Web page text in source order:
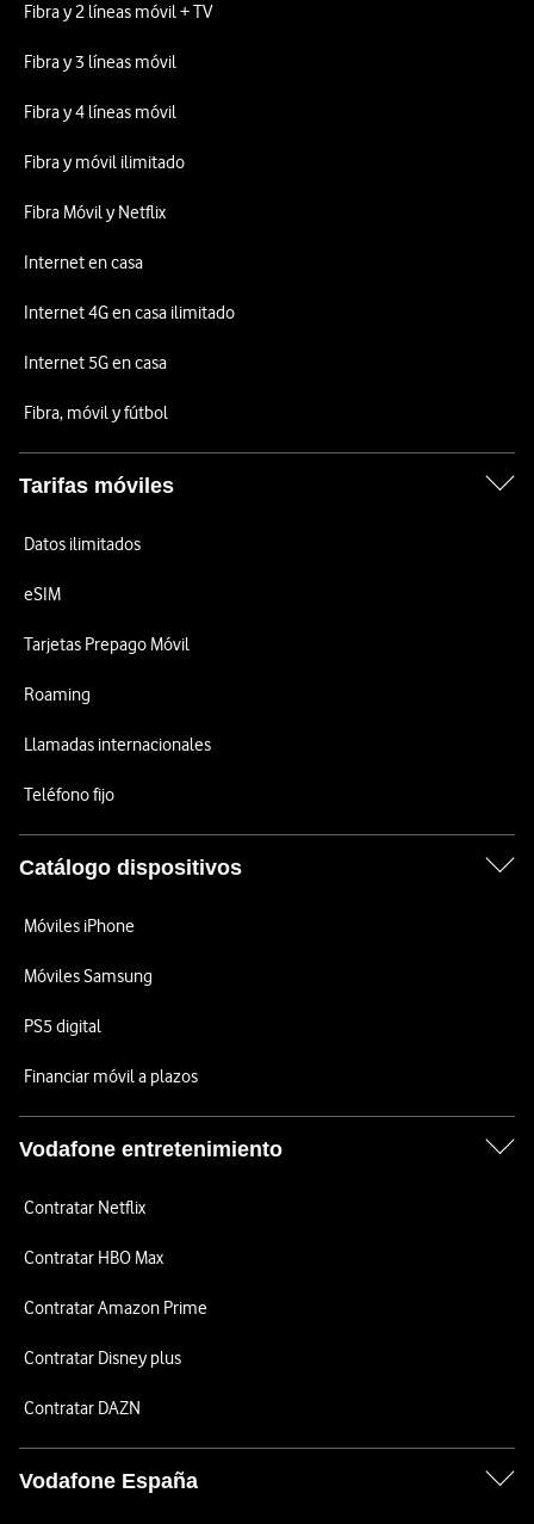
Fibra y 2 líneas móvil + TV
Fibra y 3 líneas móvil
Fibra y 4 líneas móvil
Fibra y móvil ilimitado
Fibra Móvil y Netflix
Internet en casa
Internet 4G en casa ilimitado
Internet 5G en casa
Fibra, móvil y fútbol
Tarifas móviles
Datos ilimitados
eSIM
Tarjetas Prepago Móvil
Roaming
Llamadas internacionales
Teléfono fijo
Catálogo dispositivos
Móviles iPhone
Móviles Samsung
PS5 digital
Financiar móvil a plazos
Vodafone entretenimiento
Contratar Netflix
Contratar HBO Max
Contratar Amazon Prime
Contratar Disney plus
Contratar DAZN
Vodafone España